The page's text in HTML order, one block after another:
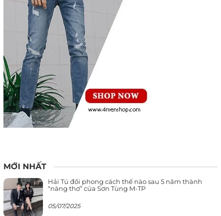
MỚI NHẤT
Hải Tú đổi phong cách thế nào sau 5 năm thành
“nàng thơ” của Sơn Tùng M-TP
05/07/2025